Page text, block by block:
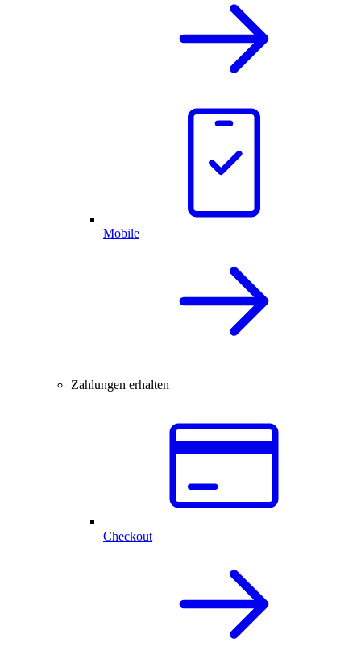
Mobile
Zahlungen erhalten
Checkout